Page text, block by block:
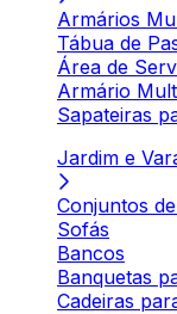
Armários
Tábua de
Área de
Armário
Sapateiras
Jardim e
Conjuntos
Sofás
Bancos
Banquetas
Cadeiras